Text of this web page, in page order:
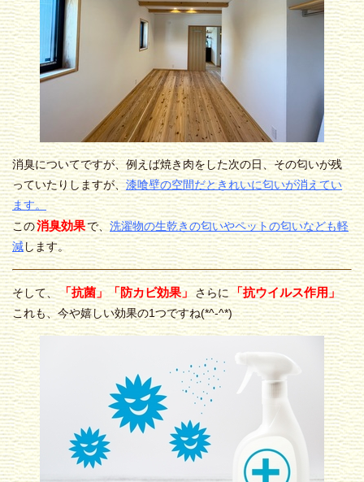
消臭についてですが、例えば焼き肉をした次の日、その匂いが残
っていたりしますが、漆喰壁の空間だときれいに匂いが消えてい
ます。
この消臭効果で、洗濯物の生乾きの匂いやペットの匂いなども軽
減します。
そして、「抗菌」「防カビ効果」 さらに 「抗ウイルス作用」
これも、今や嬉しい効果の1つですね(*^-^*)